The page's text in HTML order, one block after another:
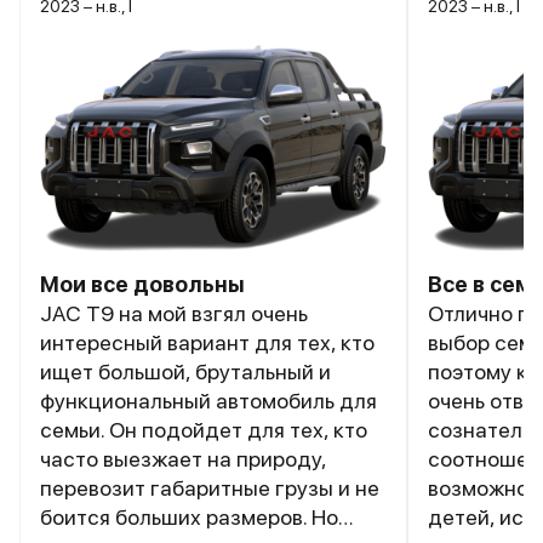
3 899 000 ₽
JAC • T9
В наличии
Серая платина 1 авто Пятигорск
2026
и еще 67 опций
3 599 000 ₽
Белый глянец 1 авто
и еще 69 опций
3 949 000 ₽
3 649 000 ₽
2023 – н.в., I
Мои все довольны
JAC T9 на мой взгял очень
интересный вариант для тех, кто
ищет большой, брутальный и
функциональный автомобиль для
семьи. Он подойдет для тех, кто
часто выезжает на природу,
перевозит габаритные грузы и не
боится больших размеров. Но
2023 – н.в., I
Все в
Отлично
выбор
поэтому к
очень
детей,